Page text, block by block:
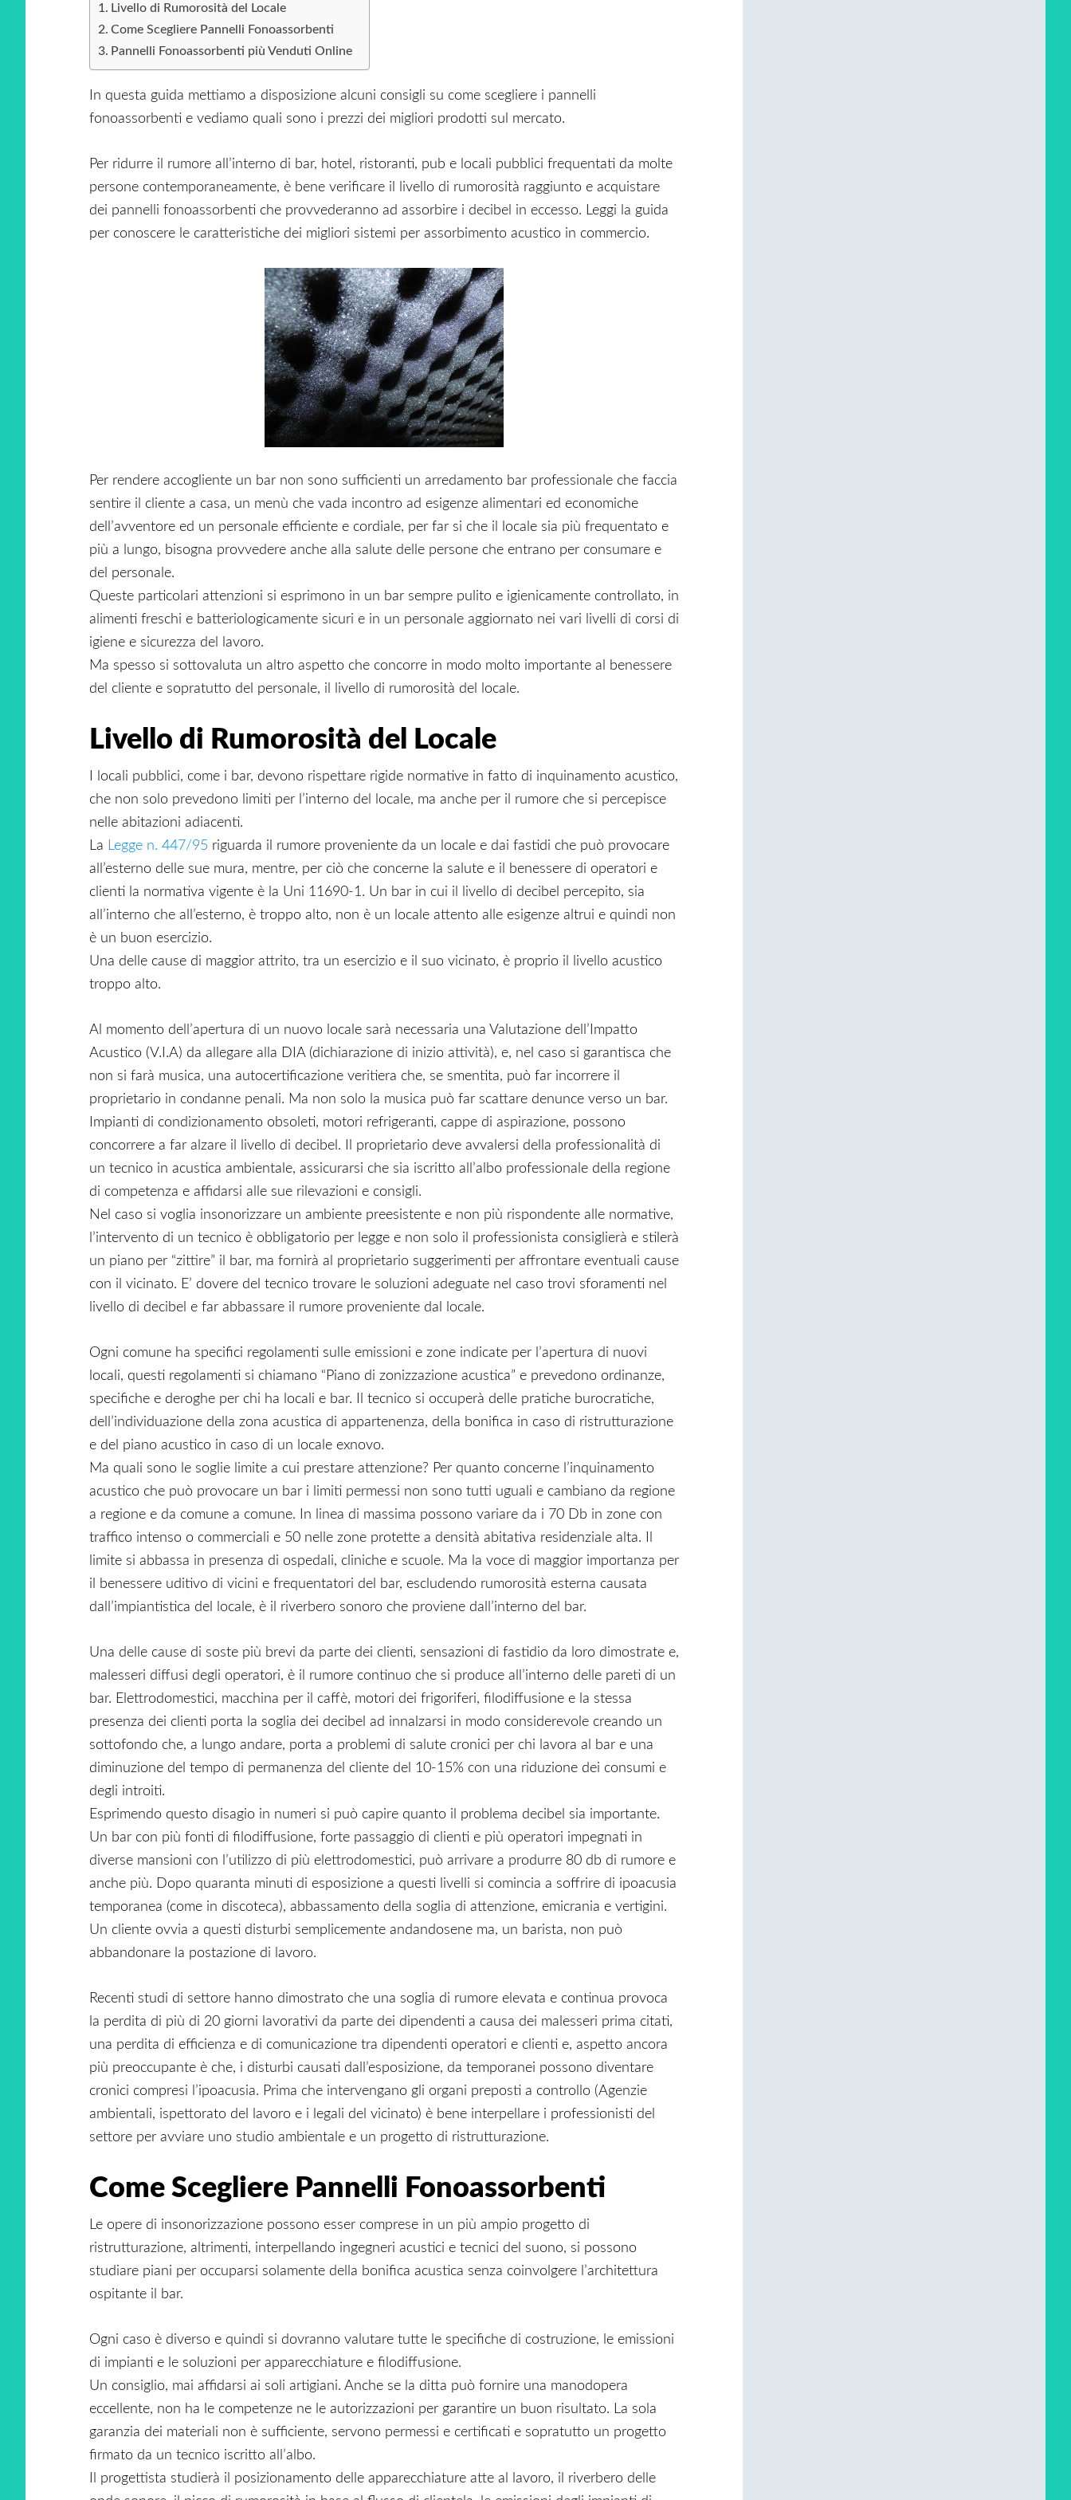
Livello di Rumorosità del Locale
Come Scegliere Pannelli Fonoassorbenti
Pannelli Fonoassorbenti più Venduti Online
In questa guida mettiamo a disposizione alcuni consigli su come scegliere i pannelli
fonoassorbenti e vediamo quali sono i prezzi dei migliori prodotti sul mercato.
Per ridurre il rumore all’interno di bar, hotel, ristoranti, pub e locali pubblici frequentati da molte
persone contemporaneamente, è bene verificare il livello di rumorosità raggiunto e acquistare
dei pannelli fonoassorbenti che provvederanno ad assorbire i decibel in eccesso. Leggi la guida
per conoscere le caratteristiche dei migliori sistemi per assorbimento acustico in commercio.
Per rendere accogliente un bar non sono sufficienti un arredamento bar professionale che faccia
sentire il cliente a casa, un menù che vada incontro ad esigenze alimentari ed economiche
dell’avventore ed un personale efficiente e cordiale, per far si che il locale sia più frequentato e
più a lungo, bisogna provvedere anche alla salute delle persone che entrano per consumare e
del personale.
Queste particolari attenzioni si esprimono in un bar sempre pulito e igienicamente controllato, in
alimenti freschi e batteriologicamente sicuri e in un personale aggiornato nei vari livelli di corsi di
igiene e sicurezza del lavoro.
Ma spesso si sottovaluta un altro aspetto che concorre in modo molto importante al benessere
del cliente e sopratutto del personale, il livello di rumorosità del locale.
Livello di Rumorosità del Locale
I locali pubblici, come i bar, devono rispettare rigide normative in fatto di inquinamento acustico,
che non solo prevedono limiti per l’interno del locale, ma anche per il rumore che si percepisce
nelle abitazioni adiacenti.
La Legge n. 447/95 riguarda il rumore proveniente da un locale e dai fastidi che può provocare
all’esterno delle sue mura, mentre, per ciò che concerne la salute e il benessere di operatori e
clienti la normativa vigente è la Uni 11690-1. Un bar in cui il livello di decibel percepito, sia
all’interno che all’esterno, è troppo alto, non è un locale attento alle esigenze altrui e quindi non
è un buon esercizio.
Una delle cause di maggior attrito, tra un esercizio e il suo vicinato, è proprio il livello acustico
troppo alto.
Al momento dell’apertura di un nuovo locale sarà necessaria una Valutazione dell’Impatto
Acustico (V.I.A) da allegare alla DIA (dichiarazione di inizio attività), e, nel caso si garantisca che
non si farà musica, una autocertificazione veritiera che, se smentita, può far incorrere il
proprietario in condanne penali. Ma non solo la musica può far scattare denunce verso un bar.
Impianti di condizionamento obsoleti, motori refrigeranti, cappe di aspirazione, possono
concorrere a far alzare il livello di decibel. Il proprietario deve avvalersi della professionalità di
un tecnico in acustica ambientale, assicurarsi che sia iscritto all’albo professionale della regione
di competenza e affidarsi alle sue rilevazioni e consigli.
Nel caso si voglia insonorizzare un ambiente preesistente e non più rispondente alle normative,
l’intervento di un tecnico è obbligatorio per legge e non solo il professionista consiglierà e stilerà
un piano per “zittire” il bar, ma fornirà al proprietario suggerimenti per affrontare eventuali cause
con il vicinato. E’ dovere del tecnico trovare le soluzioni adeguate nel caso trovi sforamenti nel
livello di decibel e far abbassare il rumore proveniente dal locale.
Ogni comune ha specifici regolamenti sulle emissioni e zone indicate per l’apertura di nuovi
locali, questi regolamenti si chiamano “Piano di zonizzazione acustica” e prevedono ordinanze,
specifiche e deroghe per chi ha locali e bar. Il tecnico si occuperà delle pratiche burocratiche,
dell’individuazione della zona acustica di appartenenza, della bonifica in caso di ristrutturazione
e del piano acustico in caso di un locale exnovo.
Ma quali sono le soglie limite a cui prestare attenzione? Per quanto concerne l’inquinamento
acustico che può provocare un bar i limiti permessi non sono tutti uguali e cambiano da regione
a regione e da comune a comune. In linea di massima possono variare da i 70 Db in zone con
traffico intenso o commerciali e 50 nelle zone protette a densità abitativa residenziale alta. Il
limite si abbassa in presenza di ospedali, cliniche e scuole. Ma la voce di maggior importanza per
il benessere uditivo di vicini e frequentatori del bar, escludendo rumorosità esterna causata
dall’impiantistica del locale, è il riverbero sonoro che proviene dall’interno del bar.
Una delle cause di soste più brevi da parte dei clienti, sensazioni di fastidio da loro dimostrate e,
malesseri diffusi degli operatori, è il rumore continuo che si produce all’interno delle pareti di un
bar. Elettrodomestici, macchina per il caffè, motori dei frigoriferi, filodiffusione e la stessa
presenza dei clienti porta la soglia dei decibel ad innalzarsi in modo considerevole creando un
sottofondo che, a lungo andare, porta a problemi di salute cronici per chi lavora al bar e una
diminuzione del tempo di permanenza del cliente del 10-15% con una riduzione dei consumi e
degli introiti.
Esprimendo questo disagio in numeri si può capire quanto il problema decibel sia importante.
Un bar con più fonti di filodiffusione, forte passaggio di clienti e più operatori impegnati in
diverse mansioni con l’utilizzo di più elettrodomestici, può arrivare a produrre 80 db di rumore e
anche più. Dopo quaranta minuti di esposizione a questi livelli si comincia a soffrire di ipoacusia
temporanea (come in discoteca), abbassamento della soglia di attenzione, emicrania e vertigini.
Un cliente ovvia a questi disturbi semplicemente andandosene ma, un barista, non può
abbandonare la postazione di lavoro.
Recenti studi di settore hanno dimostrato che una soglia di rumore elevata e continua provoca
la perdita di più di 20 giorni lavorativi da parte dei dipendenti a causa dei malesseri prima citati,
una perdita di efficienza e di comunicazione tra dipendenti operatori e clienti e, aspetto ancora
più preoccupante è che, i disturbi causati dall’esposizione, da temporanei possono diventare
cronici compresi l’ipoacusia. Prima che intervengano gli organi preposti a controllo (Agenzie
ambientali, ispettorato del lavoro e i legali del vicinato) è bene interpellare i professionisti del
settore per avviare uno studio ambientale e un progetto di ristrutturazione.
Come Scegliere Pannelli Fonoassorbenti
Le opere di insonorizzazione possono esser comprese in un più ampio progetto di
ristrutturazione, altrimenti, interpellando ingegneri acustici e tecnici del suono, si possono
studiare piani per occuparsi solamente della bonifica acustica senza coinvolgere l’architettura
ospitante il bar.
Ogni caso è diverso e quindi si dovranno valutare tutte le specifiche di costruzione, le emissioni
di impianti e le soluzioni per apparecchiature e filodiffusione.
Un consiglio, mai affidarsi ai soli artigiani. Anche se la ditta può fornire una manodopera
eccellente, non ha le competenze ne le autorizzazioni per garantire un buon risultato. La sola
garanzia dei materiali non è sufficiente, servono permessi e certificati e sopratutto un progetto
firmato da un tecnico iscritto all’albo.
Il progettista studierà il posizionamento delle apparecchiature atte al lavoro, il riverbero delle